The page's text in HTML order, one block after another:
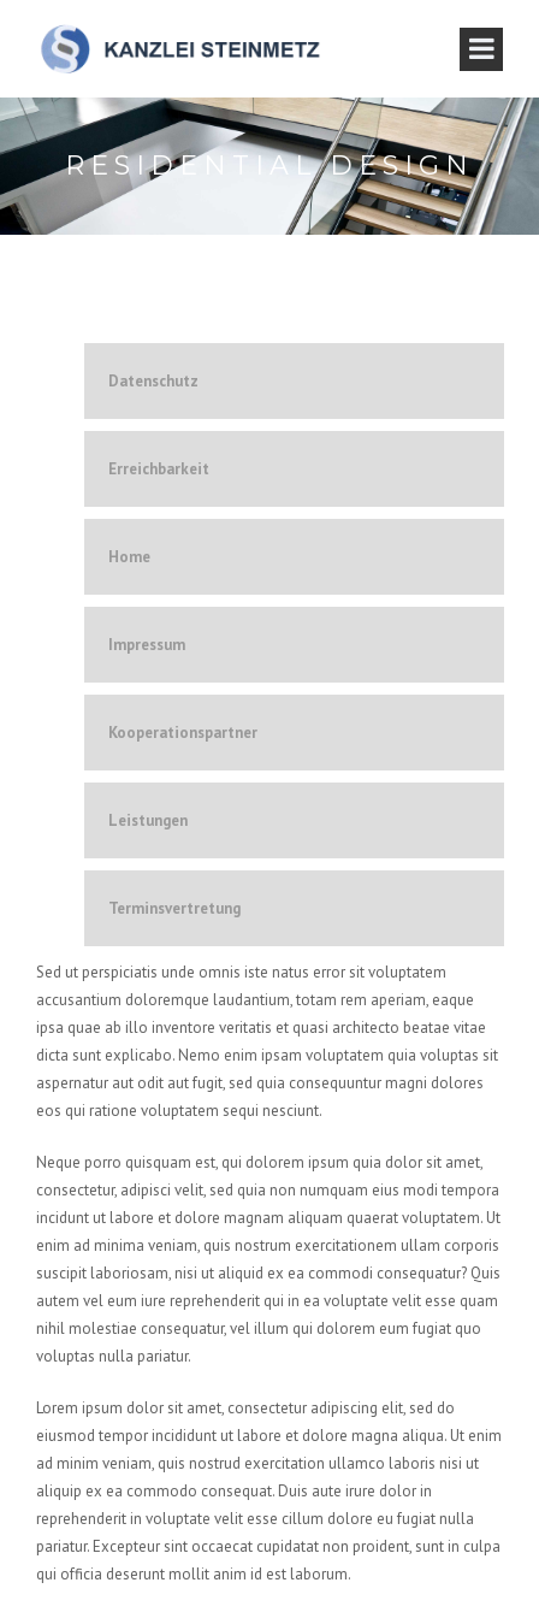
RESIDENTIAL DESIGN
Datenschutz
Erreichbarkeit
Home
Impressum
Kooperationspartner
Leistungen
Terminsvertretung
Sed ut perspiciatis unde omnis iste natus error sit voluptatem
accusantium doloremque laudantium, totam rem aperiam, eaque
ipsa quae ab illo inventore veritatis et quasi architecto beatae vitae
dicta sunt explicabo. Nemo enim ipsam voluptatem quia voluptas sit
aspernatur aut odit aut fugit, sed quia consequuntur magni dolores
eos qui ratione voluptatem sequi nesciunt.
Neque porro quisquam est, qui dolorem ipsum quia dolor sit amet,
consectetur, adipisci velit, sed quia non numquam eius modi tempora
incidunt ut labore et dolore magnam aliquam quaerat voluptatem. Ut
enim ad minima veniam, quis nostrum exercitationem ullam corporis
suscipit laboriosam, nisi ut aliquid ex ea commodi consequatur? Quis
autem vel eum iure reprehenderit qui in ea voluptate velit esse quam
nihil molestiae consequatur, vel illum qui dolorem eum fugiat quo
voluptas nulla pariatur.
Lorem ipsum dolor sit amet, consectetur adipiscing elit, sed do
eiusmod tempor incididunt ut labore et dolore magna aliqua. Ut enim
ad minim veniam, quis nostrud exercitation ullamco laboris nisi ut
aliquip ex ea commodo consequat. Duis aute irure dolor in
reprehenderit in voluptate velit esse cillum dolore eu fugiat nulla
pariatur. Excepteur sint occaecat cupidatat non proident, sunt in culpa
qui officia deserunt mollit anim id est laborum.